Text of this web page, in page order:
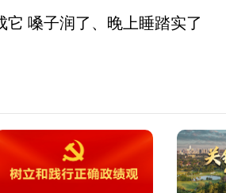
嗓子润了、晚上睡踏实了